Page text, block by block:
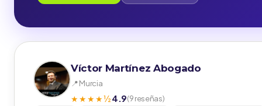
Víctor Martínez Abogado
📍 Murcia
★★★★½4.9(9 reseñas)